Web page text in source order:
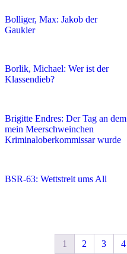
Bolliger, Max: Jakob der
Gaukler
Borlik, Michael: Wer ist der
Klassendieb?
Brigitte Endres: Der Tag an dem
mein Meerschweinchen
Kriminaloberkommissar wurde
BSR-63: Wettstreit ums All
1 2 3 4